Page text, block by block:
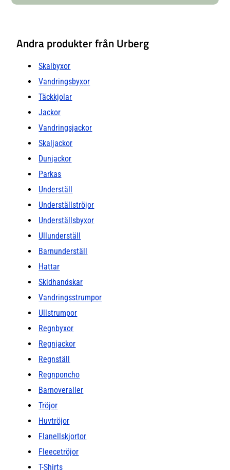
Andra produkter från Urberg
Skalbyxor
Vandringsbyxor
Täckkjolar
Jackor
Vandringsjackor
Skaljackor
Dunjackor
Parkas
Underställ
Underställströjor
Underställsbyxor
Ullunderställ
Barnunderställ
Hattar
Skidhandskar
Vandringsstrumpor
Ullstrumpor
Regnbyxor
Regnjackor
Regnställ
Regnponcho
Barnoveraller
Tröjor
Huvtröjor
Flanellskjortor
Fleecetröjor
T-Shirts